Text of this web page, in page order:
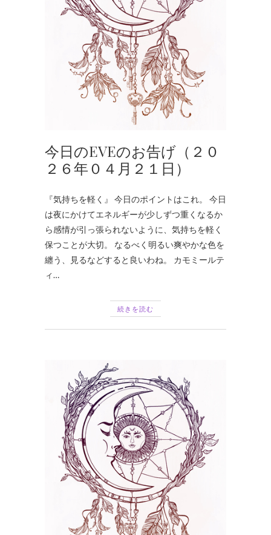
今日のEVEのお告げ（２０
２６年０４月２１日）
『気持ちを軽く』 今日のポイントはこれ。 今日
は夜にかけてエネルギーが少しずつ重くなるか
ら感情が引っ張られないように、気持ちを軽く
保つことが大切。 なるべく明るい爽やかな色を
纏う、見るなどすると良いわね。 カモミールテ
ィ…
続きを読む